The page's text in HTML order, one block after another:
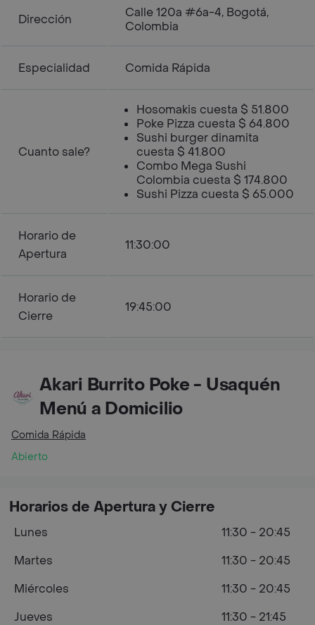
Dirección
Calle 120a #6a-4, Bogotá,
Colombia
Especialidad Comida Rápida
Cuanto sale?
Hosomakis cuesta $ 51.800
Poke Pizza cuesta $ 64.800
Sushi burger dinamita
cuesta $ 41.800
Combo Mega Sushi
Colombia cuesta $ 174.800
Sushi Pizza cuesta $ 65.000
Horario de
Apertura
11:30:00
Horario de
Cierre
19:45:00
Akari Burrito Poke - Usaquén
Menú a Domicilio
Comida Rápida
Abierto
Horarios de Apertura y Cierre
Lunes
11:30 - 20:45
Martes
11:30 - 20:45
Miércoles
11:30 - 20:45
Jueves
11:30 - 21:45